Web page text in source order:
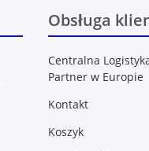
Obsługa
Centralna
Partner w Europie
Kontakt
Koszyk